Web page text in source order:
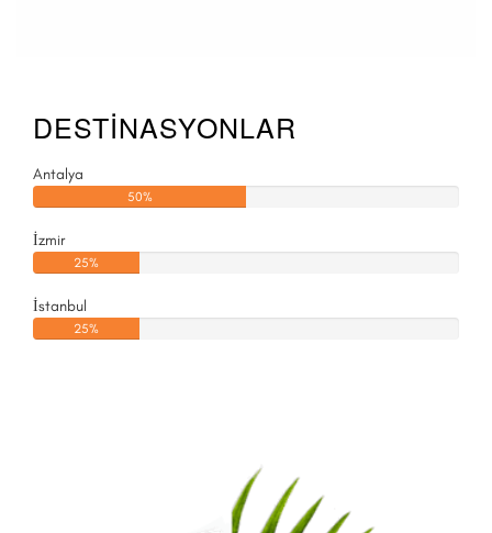
DESTİNASYONLAR
Antalya
50%
İzmir
25%
İstanbul
25%